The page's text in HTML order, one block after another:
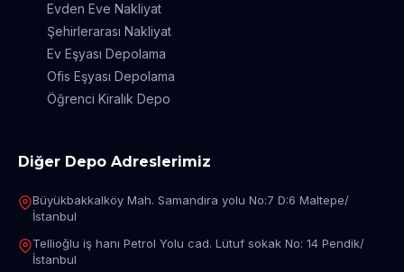
Evden Eve Nakliyat
Şehirlerarası Nakliyat
Ev Eşyası Depolama
Ofis Eşyası Depolama
Öğrenci Kiralık Depo
Diğer Depo Adreslerimiz
Büyükbakkalköy Mah. Samandıra yolu No:7 D:6 Maltepe/
İstanbul
Tellioğlu iş hanı Petrol Yolu cad. Lütuf sokak No: 14 Pendik/
İstanbul